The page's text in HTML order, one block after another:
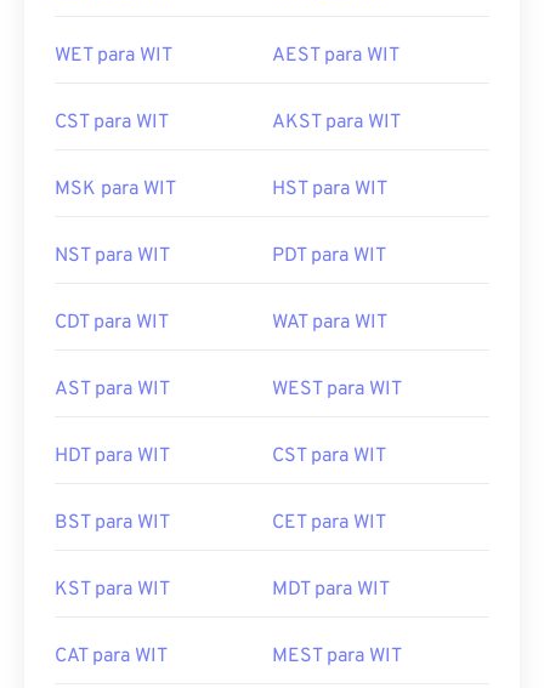
WET para WIT AEST para WIT
CST para WIT AKST para WIT
MSK para WIT HST para WIT
NST para WIT PDT para WIT
CDT para WIT WAT para WIT
AST para WIT WEST para WIT
HDT para WIT CST para WIT
BST para WIT CET para WIT
KST para WIT MDT para WIT
CAT para WIT MEST para WIT